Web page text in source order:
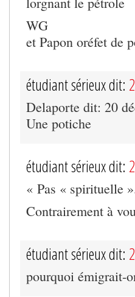
WG
et Papon oréfet de
étudiant sérieux dit:
Delaporte dit: 20
Une potiche
étudiant sérieux dit:
« Pas « spirituelle
Contrairement à
étudiant sérieux dit:
pourquoi émigrait-